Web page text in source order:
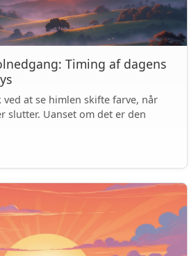
Timing af dagens
at se himlen skifte farve, når
slutter. Uanset om det er den